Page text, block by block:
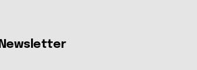
Newsletter